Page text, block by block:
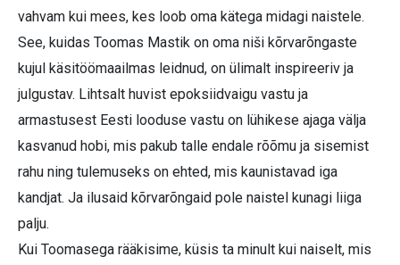
vahvam kui mees, kes loob oma kätega midagi naistele.
See, kuidas Toomas Mastik on oma niši kõrvarõngaste
kujul käsitöömaailmas leidnud, on ülimalt inspireeriv ja
julgustav. Lihtsalt huvist epoksiidvaigu vastu ja
armastusest Eesti looduse vastu on lühikese ajaga välja
kasvanud hobi, mis pakub talle endale rõõmu ja sisemist
rahu ning tulemuseks on ehted, mis kaunistavad iga
kandjat. Ja ilusaid kõrvarõngaid pole naistel kunagi liiga
palju.
Kui Toomasega rääkisime, küsis ta minult kui naiselt, mis